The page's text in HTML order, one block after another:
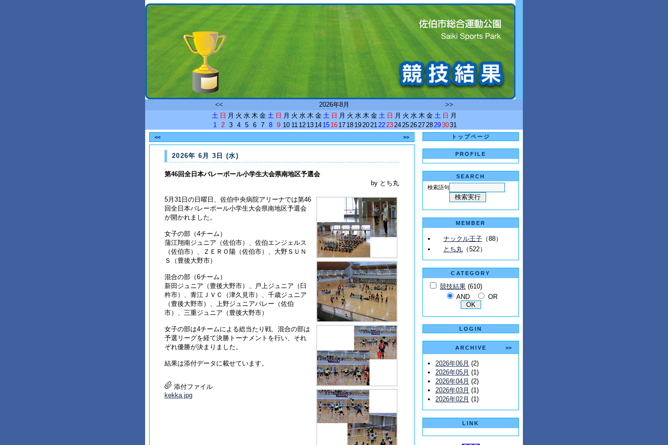
<< 2026年8月
>>
土 日 月 火 水 木 金 土 日 月 火 水 木 金 土 日 月 火 水 木 金 土 日 月 火 水 木 金 土 日 月
1
2 3 4 5 6 7 8 9 10 11 12 13 14 15 16 17 18 19202122232425262728293031
<< >>
2026年 6月 3日 (水)
第46回全日本バレーボール小学生大会県南地区予選会
by とち丸
5月31日の日曜日、佐伯中央病院アリーナでは第46
回全日本バレーボール小学生大会県南地区予選会
が開かれました。
女子の部（4チーム）
蒲江翔南ジュニア（佐伯市）、佐伯エンジェルス
（佐伯市）、ＺＥＲＯ陽（佐伯市）、大野ＳＵＮ
Ｓ（豊後大野市）
混合の部（6チーム）
新田ジュニア（豊後大野市）、戸上ジュニア（臼
杵市）、青江ＪＶＣ（津久見市）、千歳ジュニア
（豊後大野市）、上野ジュニアバレー（佐伯
市）、三重ジュニア（豊後大野市）
女子の部は4チームによる総当たり戦、混合の部は
予選リーグを経て決勝トーナメントを行い、それ
ぞれ優勝が決まりました。
結果は添付データに載せています。
添付ファイル
kekka.jpg
トップページ
PROFILE
SEARCH
検索語句
MEMBER
ナックル王子 （88）
とち丸 （522）
CATEGORY
競技結果 (610)
AND
OR
LOGIN
ARCHIVE >>
2026年06月 (2)
2026年05月 (1)
2026年04月 (2)
2026年03月 (1)
2026年02月 (1)
LINK